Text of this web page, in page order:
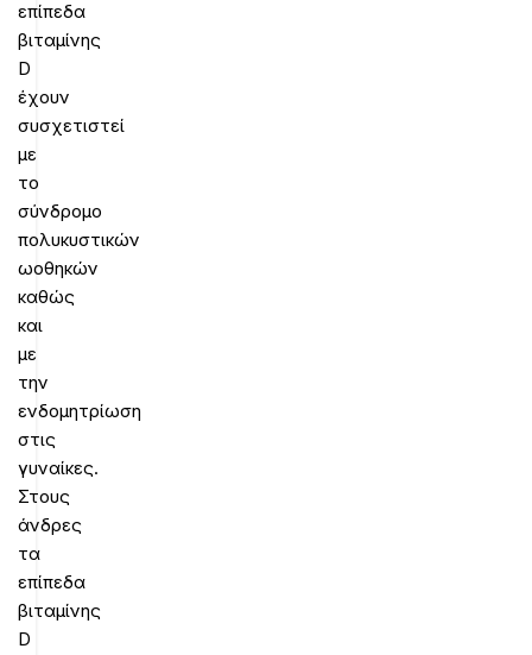
επίπεδα
βιταμίνης
D
έχουν
συσχετιστεί
με
το
σύνδρομο
πολυκυστικών
ωοθηκών
καθώς
και
με
την
ενδομητρίωση
στις
γυναίκες.
Στους
άνδρες
τα
επίπεδα
βιταμίνης
D